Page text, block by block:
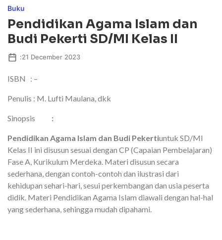
Buku
Pendidikan Agama Islam dan
Budi Pekerti SD/MI Kelas II
:21 December 2023
ISBN : –
Penulis : M. Lufti Maulana, dkk
Sinopsis :
Pendidikan Agama Islam dan Budi Pekertiuntuk SD/MI
Kelas II ini disusun sesuai dengan CP (Capaian Pembelajaran)
Fase A, Kurikulum Merdeka. Materi disusun secara
sederhana, dengan contoh-contoh dan ilustrasi dari
kehidupan sehari-hari, sesui perkembangan dan usia peserta
didik. Materi Pendidikan Agama Islam diawali dengan hal-hal
yang sederhana, sehingga mudah dipahami.